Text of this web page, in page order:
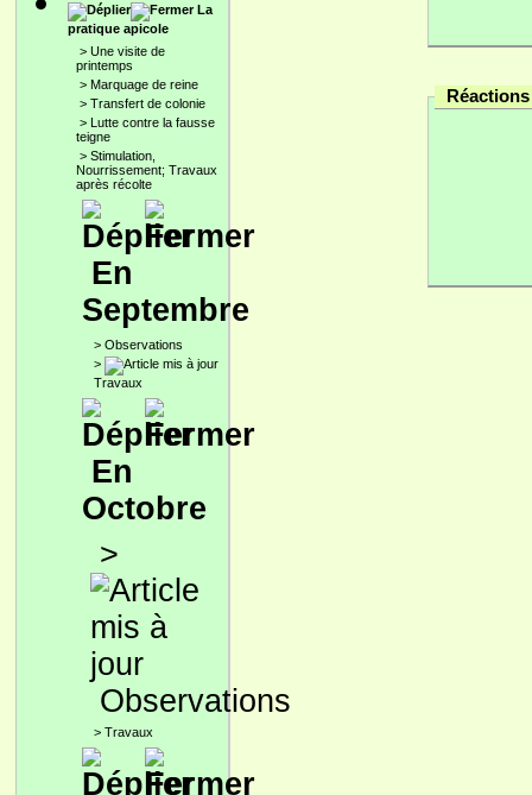
La
pratique apicole
> Une visite de
printemps
> Marquage de reine
> Transfert de colonie
> Lutte contre la fausse
teigne
> Stimulation,
Nourrissement; Travaux
après récolte
En
Septembre
> Observations
>
Travaux
En
Octobre
>
Observations
> Travaux